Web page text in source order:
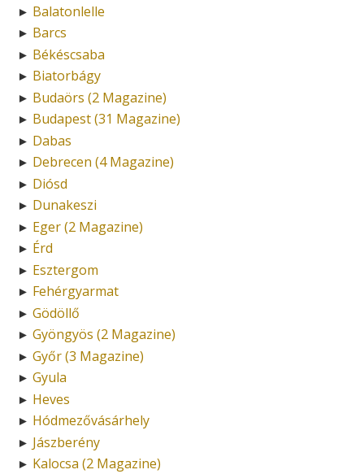
► Balatonlelle
► Barcs
► Békéscsaba
► Biatorbágy
► Budaörs (2 Magazine)
► Budapest (31 Magazine)
► Dabas
► Debrecen (4 Magazine)
► Diósd
► Dunakeszi
► Eger (2 Magazine)
► Érd
► Esztergom
► Fehérgyarmat
► Gödöllő
► Gyöngyös (2 Magazine)
► Győr (3 Magazine)
► Gyula
► Heves
► Hódmezővásárhely
► Jászberény
► Kalocsa (2 Magazine)